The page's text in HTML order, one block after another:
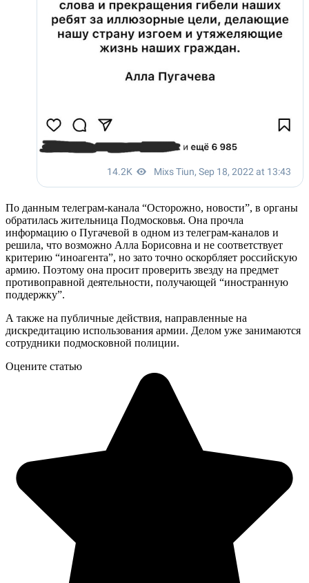
По данным телеграм-канала “Осторожно, новости”, в органы
обратилась жительница Подмосковья. Она прочла
информацию о Пугачевой в одном из телеграм-каналов и
решила, что возможно Алла Борисовна и не соответствует
критерию “иноагента”, но зато точно оскорбляет российскую
армию. Поэтому она просит проверить звезду на предмет
противоправной деятельности, получающей “иностранную
поддержку”.
А также на публичные действия, направленные на
дискредитацию использования армии. Делом уже занимаются
сотрудники подмосковной полиции.
Оцените статью